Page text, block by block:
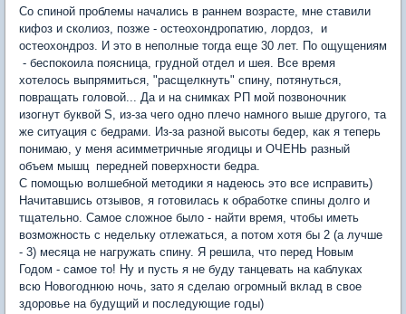
Со спиной проблемы начались в раннем возрасте, мне ставили
кифоз и сколиоз, позже - остеохондропатию, лордоз, и
остеохондроз. И это в неполные тогда еще 30 лет. По ощущениям
- беспокоила поясница, грудной отдел и шея. Все время
хотелось выпрямиться, "расщелкнуть" спину, потянуться,
повращать головой... Да и на снимках РП мой позвоночник
изогнут буквой S, из-за чего одно плечо намного выше другого, та
же ситуация с бедрами. Из-за разной высоты бедер, как я теперь
понимаю, у меня асимметричные ягодицы и ОЧЕНЬ разный
объем мышц передней поверхности бедра.
С помощью волшебной методики я надеюсь это все исправить)
Начитавшись отзывов, я готовилась к обработке спины долго и
тщательно. Самое сложное было - найти время, чтобы иметь
возможность с недельку отлежаться, а потом хотя бы 2 (а лучше
- 3) месяца не нагружать спину. Я решила, что перед Новым
Годом - самое то! Ну и пусть я не буду танцевать на каблуках
всю Новогоднюю ночь, зато я сделаю огромный вклад в свое
здоровье на будущий и последующие годы)